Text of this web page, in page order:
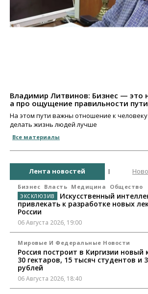
Владимир Литвинов: Бизнес — это
а про ощущение правильности пути
На этом пути важны отношение к
делать жизнь людей лучше
Все материалы
Лента новостей
Бизнес Власть Медицина Общество
Искусственный
привлекать к разработке новых
России
06 Августа 2026, 19:00
Мировые И Федеральные Новости
Россия построит в Киргизии новый
30 гектаров, 15 тысяч студентов и
рублей
06 Августа 2026, 18:40